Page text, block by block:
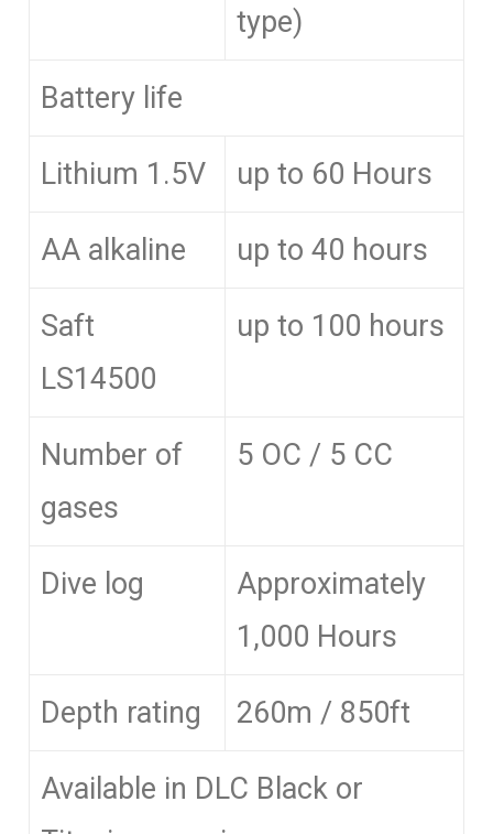
type)
Battery life
Lithium 1.5V up to 60 Hours
AA alkaline up to 40 hours
Saft
LS14500
up to 100 hours
Number of
gases
5 OC / 5 CC
Dive log
Approximately
1,000 Hours
Depth rating 260m / 850ft
Available in DLC Black or